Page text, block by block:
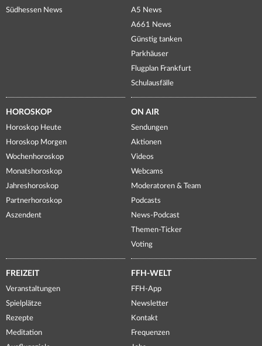
Südhessen News
A5 News
A661 News
Günstig tanken
Parkhäuser
Flugplan Frankfurt
Schulausfälle
HOROSKOP
Horoskop Heute
Horoskop Morgen
Wochenhoroskop
Monatshoroskop
Jahreshoroskop
Partnerhoroskop
Aszendent
ON AIR
Sendungen
Aktionen
Videos
Webcams
Moderatoren & Team
Podcasts
News-Podcast
Themen-Ticker
Voting
FREIZEIT
Veranstaltungen
Spielplätze
Rezepte
Meditation
FFH-WELT
FFH-App
Newsletter
Kontakt
Frequenzen